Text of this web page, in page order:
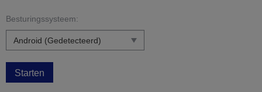
Besturingssysteem:
Starten